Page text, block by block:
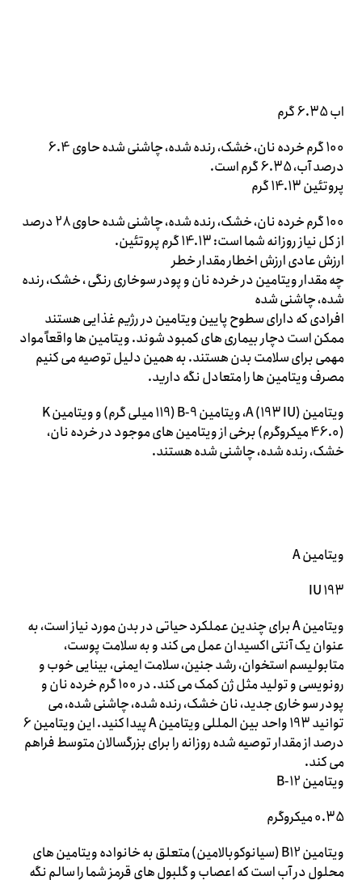
اب 6.35 گرم
100 گرم خرده نان، خشک، رنده شده، چاشنی شده حاوی 6.4
درصد آب، 6.35 گرم است.
پروتئین 14.13 گرم
100 گرم خرده نان، خشک، رنده شده، چاشنی شده حاوی 28 درصد
از کل نیاز روزانه شما است: 14.13 گرم پروتئین.
ارزش عادی ارزش اخطار مقدار خطر
چه مقدار ویتامین در خرده نان و پودر سوخاری رنگی ، خشک، رنده
شده، چاشنی شده
افرادی که دارای سطوح پایین ویتامین در رژیم غذایی هستند
ممکن است دچار بیماری های کمبود شوند. ویتامین ها واقعاً مواد
مهمی برای سلامت بدن هستند. به همین دلیل توصیه می کنیم
مصرف ویتامین ها را متعادل نگه دارید.
ویتامین A (193 IU)، ویتامین B-9 (119 میلی گرم) و ویتامین K
(46.0 میکروگرم) برخی از ویتامین های موجود در خرده نان،
خشک، رنده شده، چاشنی شده هستند.
ویتامین A
193 IU
ویتامین A برای چندین عملکرد حیاتی در بدن مورد نیاز است، به
عنوان یک آنتی اکسیدان عمل می کند و به سلامت پوست،
متابولیسم استخوان، رشد جنین، سلامت ایمنی، بینایی خوب و
رونویسی و تولید مثل ژن کمک می کند. در 100 گرم خرده نان و
پودر سو خاری جدید، نان خشک، رنده شده، چاشنی شده، می
توانید 193 واحد بین المللی ویتامین A پیدا کنید. این ویتامین 6
درصد از مقدار توصیه شده روزانه را برای بزرگسالان متوسط ​​فراهم
می کند.
ویتامین B-12
0.35 میکروگرم
ویتامین B12 (سیانوکوبالامین) متعلق به خانواده ویتامین های
محلول در آب است که اعصاب و گلبول های قرمز شما را سالم نگه